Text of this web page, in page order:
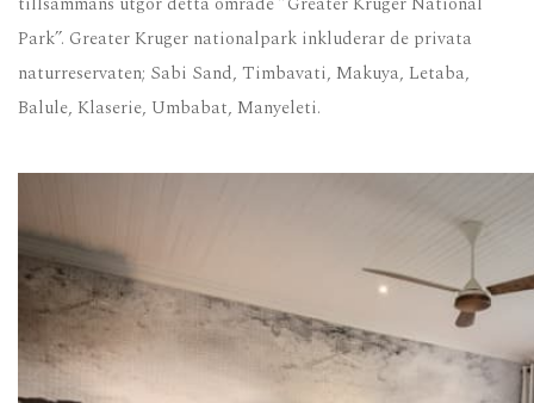
Park”. Greater Kruger nationalpark inkluderar de privata
naturreservaten; Sabi Sand, Timbavati, Makuya, Letaba,
Balule, Klaserie, Umbabat, Manyeleti.